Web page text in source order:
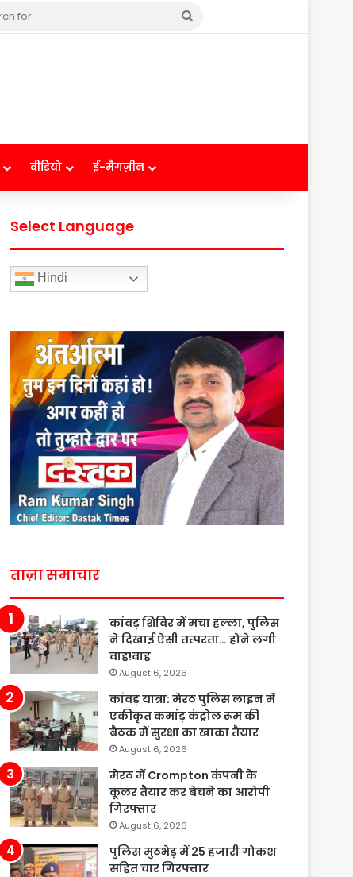
वीडियो ई-मैगज़ीन
Select Language
Hindi
ताज़ा समाचार
कांवड़ शिविर में मचा हल्ला, पुलिस
ने दिखाई ऐसी तत्परता… होने लगी
वाह!वाह
August 6, 2026
कांवड़ यात्रा: मेरठ पुलिस लाइन में
एकीकृत कमांड़ कंट्रोल रूम की
बैठक में सुरक्षा का खाका तैयार
August 6, 2026
मेरठ में Crompton कंपनी के
कूलर तैयार कर बेचने का आरोपी
गिरफ्तार
August 6, 2026
पुलिस मुठभेड़ में 25 हजारी गोकश
सहित चार गिरफ्तार